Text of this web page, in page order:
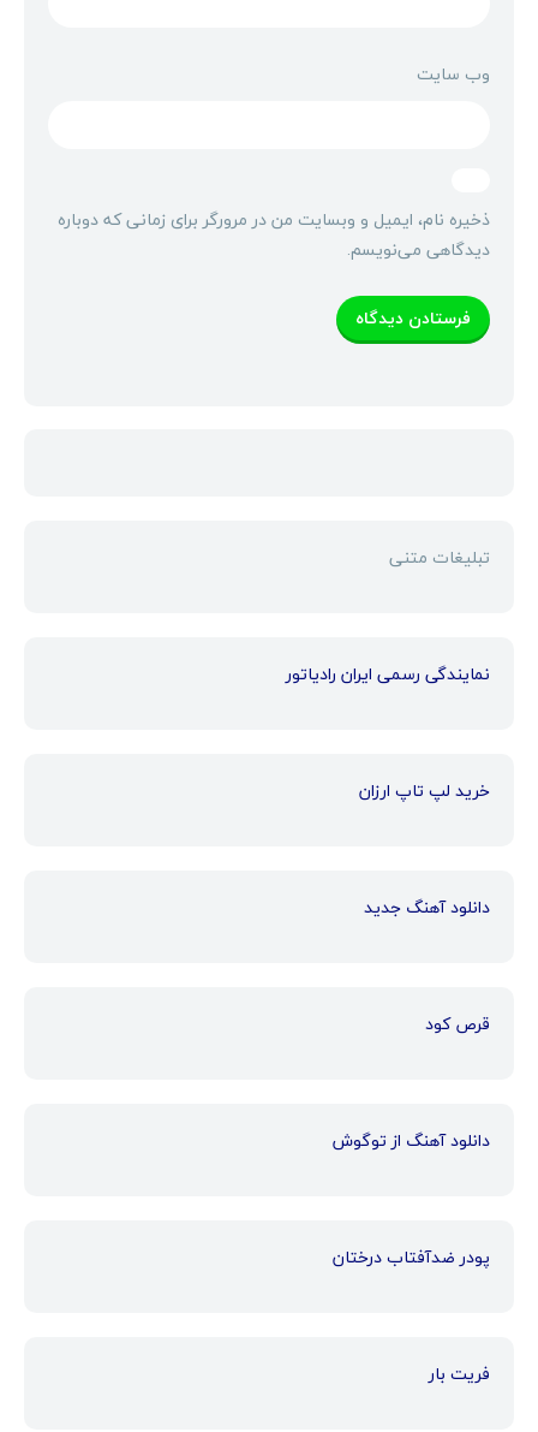
وب‌ سایت
ذخیره نام، ایمیل و وبسایت من در مرورگر برای زمانی که دوباره
دیدگاهی می‌نویسم.
تبلیغات متنی
نمایندگی رسمی ایران رادیاتور
خرید لپ تاپ ارزان
دانلود آهنگ جدید
قرص کود
دانلود آهنگ از توگوش
پودر ضدآفتاب درختان
فریت بار